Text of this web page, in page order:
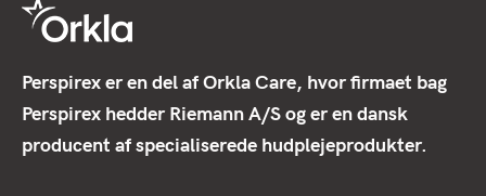
Perspirex er en del af Orkla Care, hvor firmaet bag
Perspirex hedder Riemann A/S og er en dansk
producent af specialiserede hudplejeprodukter.